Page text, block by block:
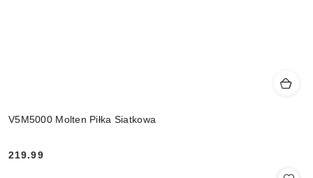
V5M5000 Molten Piłka Siatkowa
Cena:
219.99